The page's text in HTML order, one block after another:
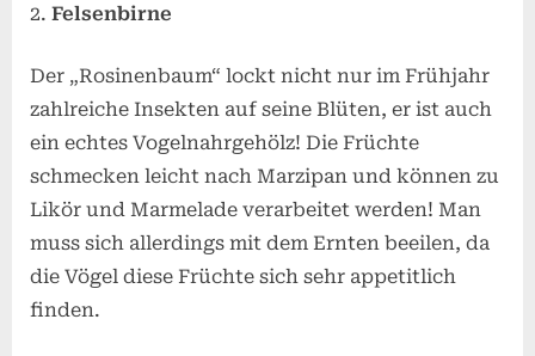
Felsenbirne
Der „Rosinenbaum“ lockt nicht nur im Frühjahr
zahlreiche Insekten auf seine Blüten, er ist auch
ein echtes Vogelnahrgehölz! Die Früchte
schmecken leicht nach Marzipan und können zu
Likör und Marmelade verarbeitet werden! Man
muss sich allerdings mit dem Ernten beeilen, da
die Vögel diese Früchte sich sehr appetitlich
finden.